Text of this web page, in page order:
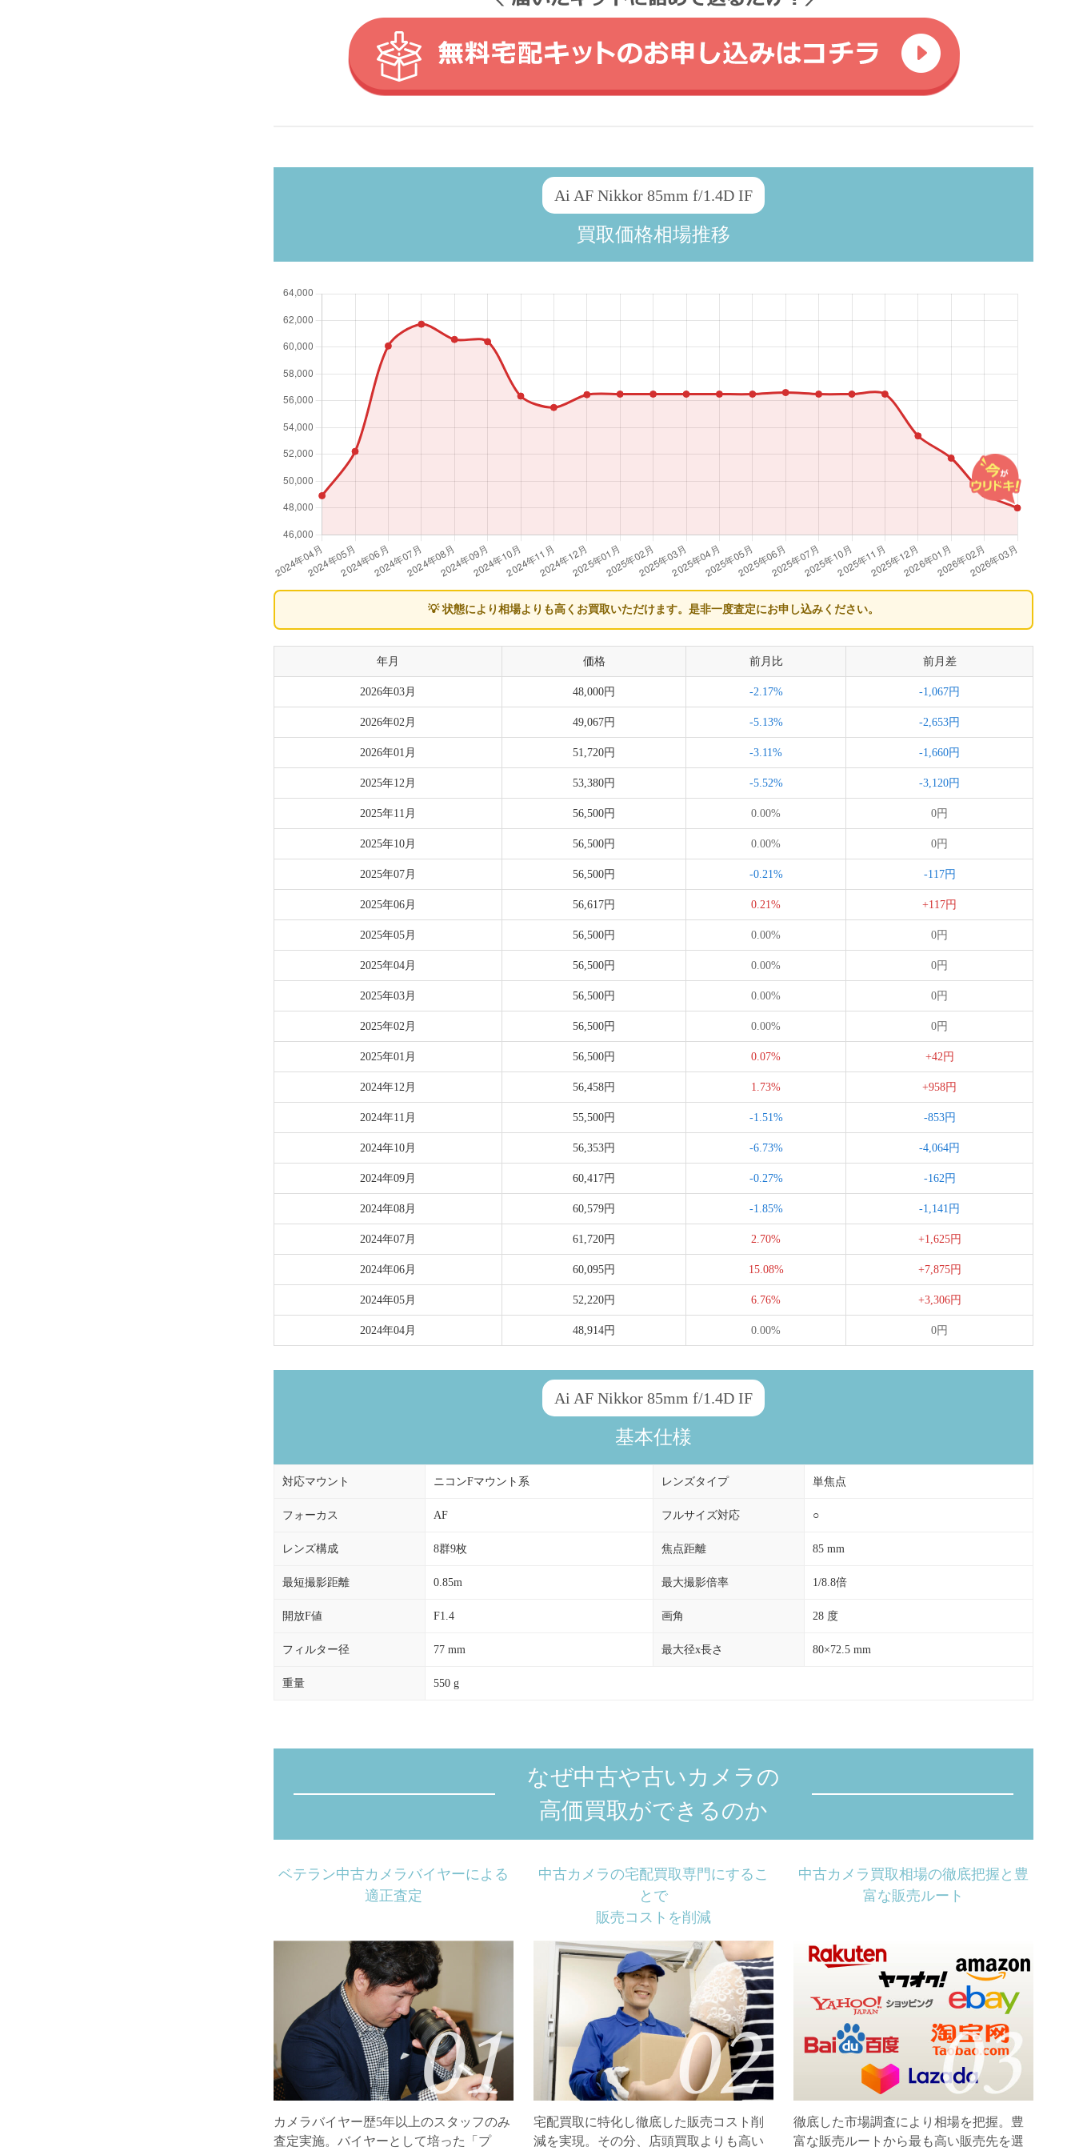
Ai AF Nikkor 85mm f/1.4D IF
買取価格相場推移
💡 状態により相場よりも高くお買取いただけます。 是非一度査定にお申し込みください。
年月 価格 前月比 前月差
2026年03月 48,000円 -2.17% -1,067円
2026年02月 49,067円 -5.13% -2,653円
2026年01月 51,720円 -3.11% -1,660円
2025年12月 53,380円 -5.52% -3,120円
2025年11月 56,500円 0.00% 0円
2025年10月 56,500円 0.00% 0円
2025年07月 56,500円 -0.21% -117円
2025年06月 56,617円 0.21% +117円
2025年05月 56,500円 0.00% 0円
2025年04月 56,500円 0.00% 0円
2025年03月 56,500円 0.00% 0円
2025年02月 56,500円 0.00% 0円
2025年01月 56,500円 0.07% +42円
2024年12月 56,458円 1.73% +958円
2024年11月 55,500円 -1.51% -853円
2024年10月 56,353円 -6.73% -4,064円
2024年09月 60,417円 -0.27% -162円
2024年08月 60,579円 -1.85% -1,141円
2024年07月 61,720円 2.70% +1,625円
2024年06月 60,095円 15.08% +7,875円
2024年05月 52,220円 6.76% +3,306円
2024年04月 48,914円 0.00% 0円
Ai AF Nikkor 85mm f/1.4D IF
基本仕様
対応マウント ニコンFマウント系 レンズタイプ 単焦点
フォーカス AF フルサイズ対応 ○
レンズ構成 8群9枚 焦点距離 85 mm
最短撮影距離 0.85m 最大撮影倍率 1/8.8倍
開放F値 F1.4 画角 28 度
フィルター径 77 mm 最大径x長さ 80×72.5 mm
重量 550 g
なぜ中古や古いカメラの
高価買取ができるのか
ベテラン中古カメラバイヤーによる
適正査定
カメラバイヤー歴5年以上のスタッフのみ
査定実施。バイヤーとして培った「プ
中古カメラの宅配買取専門にするこ
とで
販売コストを削減
宅配買取に特化し徹底した販売コスト削
減を実現。その分、店頭買取よりも高い
中古カメラ買取相場の徹底把握と豊
富な販売ルート
徹底した市場調査により相場を把握。豊
富な販売ルートから最も高い販売先を選